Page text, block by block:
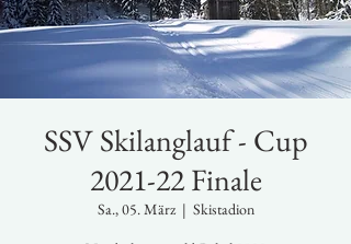
SSV Skilanglauf - Cup
2021-22 Finale
Sa., 05. März
  |
Skistadion